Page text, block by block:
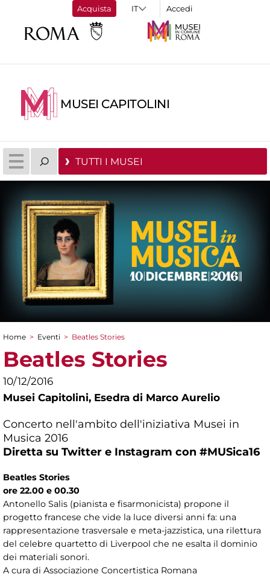
Acquista Accedi
MUSEI CAPITOLINI
TUTTI I MUSEI
Tu sei qui
Home > Eventi > Beatles Stories
Beatles Stories
10/12/2016
Musei Capitolini, Esedra di Marco Aurelio
Concerto nell'ambito dell'iniziativa Musei in
Musica 2016
Diretta su Twitter e Instagram con #MUSica16
Beatles Stories
ore 22.00 e 00.30
Antonello Salis (pianista e fisarmonicista) propone il
progetto francese che vide la luce diversi anni fa: una
rappresentazione trasversale e meta-jazzistica, una rilettura
del celebre quartetto di Liverpool che ne esalta il dominio
dei materiali sonori.
A cura di Associazione Concertistica Romana